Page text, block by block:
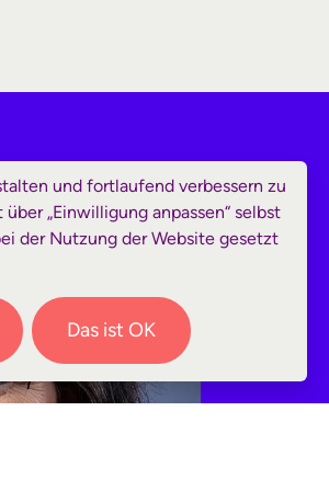
und fortlaufend verbessern zu
„Einwilligung anpassen“ selbst
der Nutzung der Website gesetzt
Das ist OK